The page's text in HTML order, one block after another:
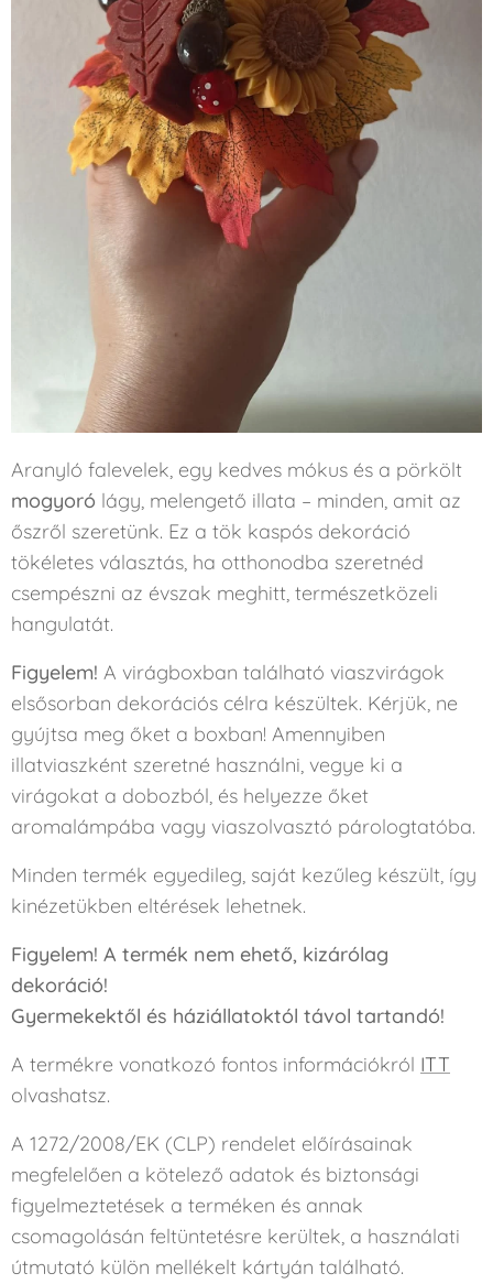
Aranyló falevelek, egy kedves mókus és a pörkölt
mogyoró lágy, melengető illata – minden, amit az
őszről szeretünk. Ez a tök kaspós dekoráció
tökéletes választás, ha otthonodba szeretnéd
csempészni az évszak meghitt, természetközeli
hangulatát.
Figyelem! A virágboxban található viaszvirágok
elsősorban dekorációs célra készültek. Kérjük, ne
gyújtsa meg őket a boxban! Amennyiben
illatviaszként szeretné használni, vegye ki a
virágokat a dobozból, és helyezze őket
aromalámpába vagy viaszolvasztó párologtatóba.
Minden termék egyedileg, saját kezűleg készült, így
kinézetükben eltérések lehetnek.
Figyelem! A termék nem ehető, kizárólag
dekoráció!
Gyermekektől és háziállatoktól távol tartandó!
A termékre vonatkozó fontos információkról ITT
olvashatsz.
A 1272/2008/EK (CLP) rendelet előírásainak
megfelelően a kötelező adatok és biztonsági
figyelmeztetések a terméken és annak
csomagolásán feltüntetésre kerültek, a használati
útmutató külön mellékelt kártyán található.